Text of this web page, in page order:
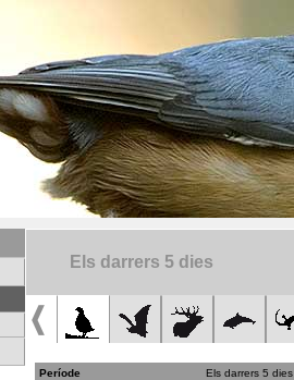
Els darrers 5 dies
Període
Els darrers 5 dies